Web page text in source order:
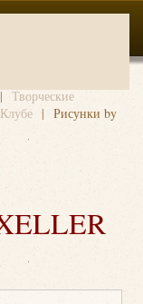
Творческие
Рисунки by